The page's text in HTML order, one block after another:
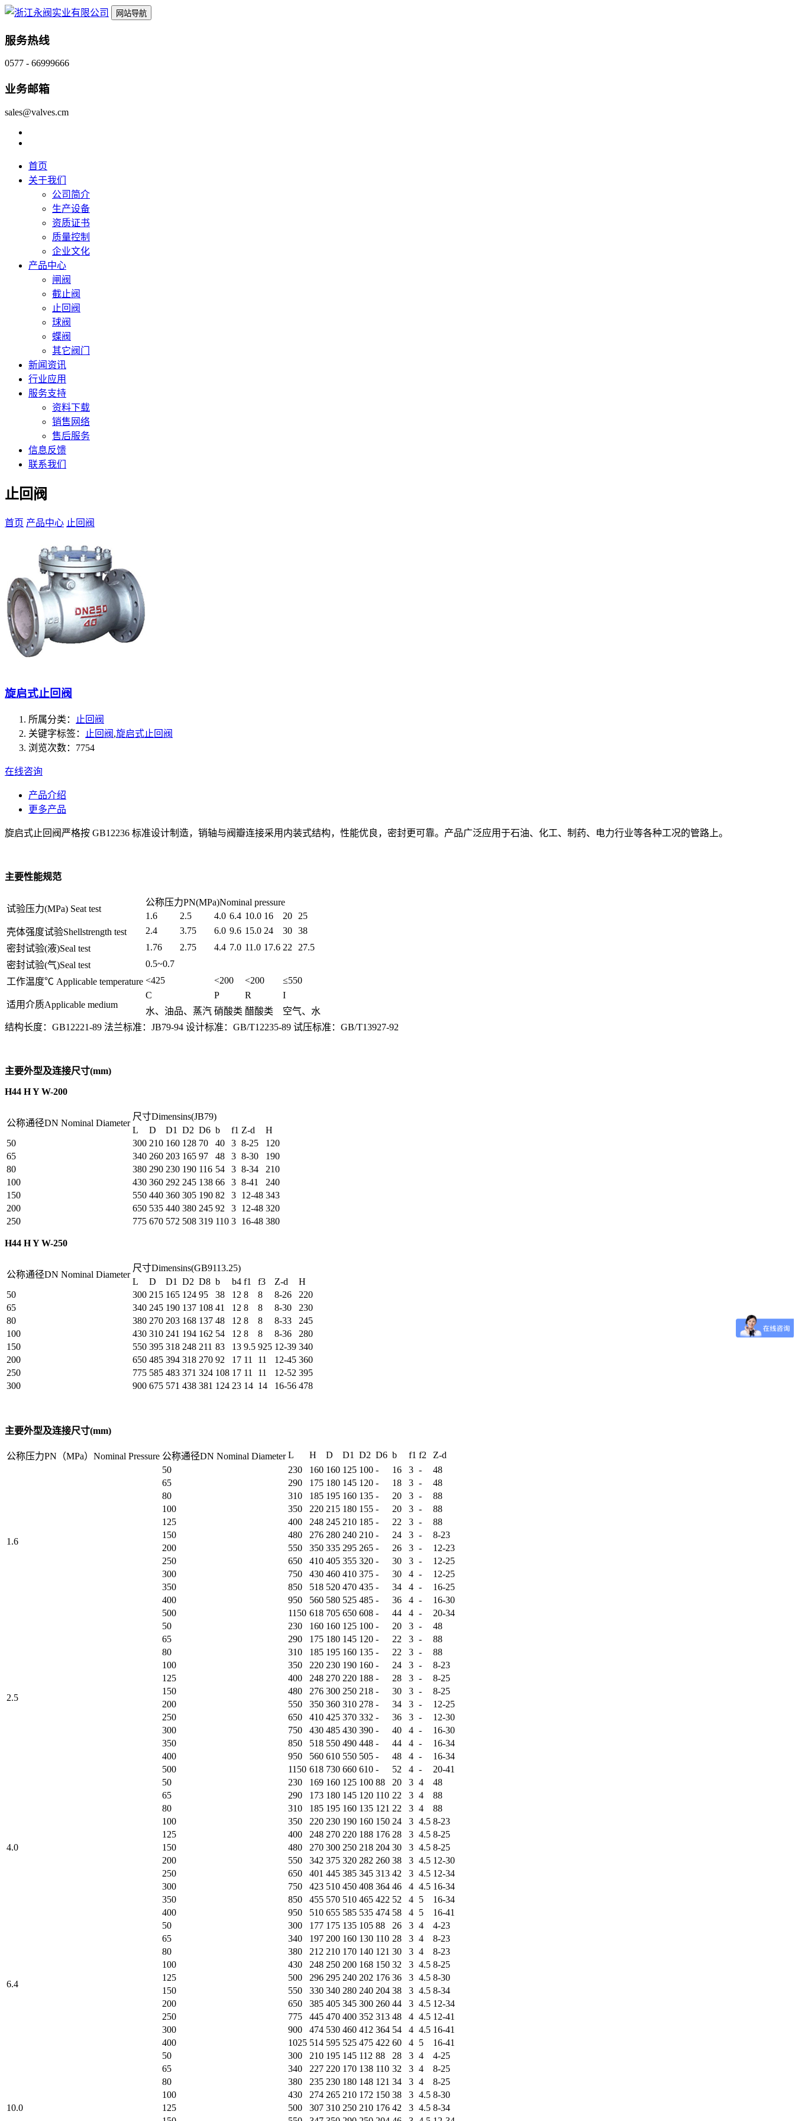
网站导航
服务热线
0577 - 66999666
业务邮箱
sales@valves.cm
首页
关于我们
公司简介
生产设备
资质证书
质量控制
企业文化
产品中心
闸阀
截止阀
止回阀
球阀
蝶阀
其它阀门
新闻资讯
行业应用
服务支持
资料下载
销售网络
售后服务
信息反馈
联系我们
止回阀
首页 产品中心 止回阀
旋启式止回阀
所属分类：
止回阀
关键字标签：
止回阀 ,旋启式止回阀
浏览次数：7754
在线咨询
产品介绍
更多产品
旋启式止回阀严格按 GB12236 标准设计制造，销轴与阀瓣连接采用内装式结构，性能优良，密封更可靠。产品广泛应用于石油、化工、制药、电力行业等各种工况的管路上。
主要性能规范
试验压力(MPa) Seat test
公称压力PN(MPa)Nominal pressure
1.6
2.5 4.0 6.4 10.0 16 20
25
壳体强度试验Shellstrength test
2.4 3.75 6.0 9.6 15.0 24 30 38
密封试验(液)Seal test
1.76 2.75 4.4 7.0 11.0 17.6 22
27.5
密封试验(气)Seal test
0.5~0.7
工作温度℃ Applicable temperature <425 <200 <200 ≤550
适用介质Applicable medium
C P R
I
水、油品、蒸汽 硝酸类 醋酸类
空气、水
结构长度：GB12221-89 法兰标准：JB79-94 设计标准：GB/T12235-89 试压标准：GB/T13927-92
主要外型及连接尺寸(mm)
H44 H Y W-200
公称通径DN Nominal Diameter
尺寸Dimensins(JB79)
L
D D1 D2 D6 b f1 Z-d
H
50
300 210 160 128 70 40 3 8-25
120
65
340 260 203 165 97 48 3 8-30
190
80
380 290 230 190 116 54 3 8-34
210
100
430 360 292 245 138 66 3 8-41
240
150
550 440 360 305 190 82 3 12-48 343
200
650 535 440 380 245 92 3 12-48 320
250
775 670 572 508 319 110 3 16-48 380
H44 H Y W-250
公称通径DN Nominal Diameter
尺寸Dimensins(GB9113.25)
L
D D1 D2 D8 b b4 f1 f3 Z-d
H
50
300 215 165 124 95 38 12 8 8 8-26
220
65
340 245 190 137 108 41 12 8 8 8-30
230
80
380 270 203 168 137 48 12 8 8 8-33
245
100
430 310 241 194 162 54 12 8 8 8-36
280
150
550 395 318 248 211 83 13 9.5 925 12-39 340
200
650 485 394 318 270 92 17 11 11 12-45 360
250
775 585 483 371 324 108 17 11 11 12-52 395
300
900 675 571 438 381 124 23 14 14 16-56 478
主要外型及连接尺寸(mm)
公称压力PN（MPa）Nominal Pressure 公称通径DN Nominal Diameter L H D D1 D2 D6 b f1 f2 Z-d
1.6
50 230 160 160 125 100 - 16 3 -
48
65
290 175 180 145 120 - 18 3 -
48
80
310 185 195 160 135 - 20 3 -
88
100
350 220 215 180 155 - 20 3 -
88
125
400 248 245 210 185 - 22 3 -
88
150
480 276 280 240 210 - 24 3 -
8-23
200
550 350 335 295 265 - 26 3 -
12-23
250
650 410 405 355 320 - 30 3 -
12-25
300
750 430 460 410 375 - 30 4 -
12-25
350
850 518 520 470 435 - 34 4 -
16-25
400
950 560 580 525 485 - 36 4 -
16-30
500
1150 618 705 650 608 - 44 4 - 20-34
2.5
50 230 160 160 125 100 - 20 3 -
48
65
290 175 180 145 120 - 22 3 -
88
80
310 185 195 160 135 - 22 3 -
88
100
350 220 230 190 160 - 24 3 -
8-23
125
400 248 270 220 188 - 28 3 -
8-25
150
480 276 300 250 218 - 30 3 -
8-25
200
550 350 360 310 278 - 34 3 -
12-25
250
650 410 425 370 332 - 36 3 -
12-30
300
750 430 485 430 390 - 40 4 -
16-30
350
850 518 550 490 448 - 44 4 -
16-34
400
950 560 610 550 505 - 48 4 -
16-34
500
1150 618 730 660 610 - 52 4 - 20-41
4.0
50 230 169 160 125 100 88 20 3 4
48
65
290 173 180 145 120 110 22 3 4
88
80
310 185 195 160 135 121 22 3 4
88
100
350 220 230 190 160 150 24 3 4.5 8-23
125
400 248 270 220 188 176 28 3 4.5 8-25
150
480 270 300 250 218 204 30 3 4.5 8-25
200
550 342 375 320 282 260 38 3 4.5 12-30
250
650 401 445 385 345 313 42 3 4.5 12-34
300
750 423 510 450 408 364 46 4 4.5 16-34
350
850 455 570 510 465 422 52 4 5
16-34
400
950 510 655 585 535 474 58 4 5 16-41
6.4
50 300 177 175 135 105 88 26 3 4
4-23
65
340 197 200 160 130 110 28 3 4
8-23
80
380 212 210 170 140 121 30 3 4
8-23
100
430 248 250 200 168 150 32 3 4.5 8-25
125
500 296 295 240 202 176 36 3 4.5 8-30
150
550 330 340 280 240 204 38 3 4.5 8-34
200
650 385 405 345 300 260 44 3 4.5 12-34
250
775 445 470 400 352 313 48 4 4.5 12-41
300
900 474 530 460 412 364 54 4 4.5 16-41
400
1025 514 595 525 475 422 60 4 5 16-41
10.0
50 300 210 195 145 112 88 28 3 4
4-25
65
340 227 220 170 138 110 32 3 4
8-25
80
380 235 230 180 148 121 34 3 4
8-25
100
430 274 265 210 172 150 38 3 4.5 8-30
125
500 307 310 250 210 176 42 3 4.5 8-34